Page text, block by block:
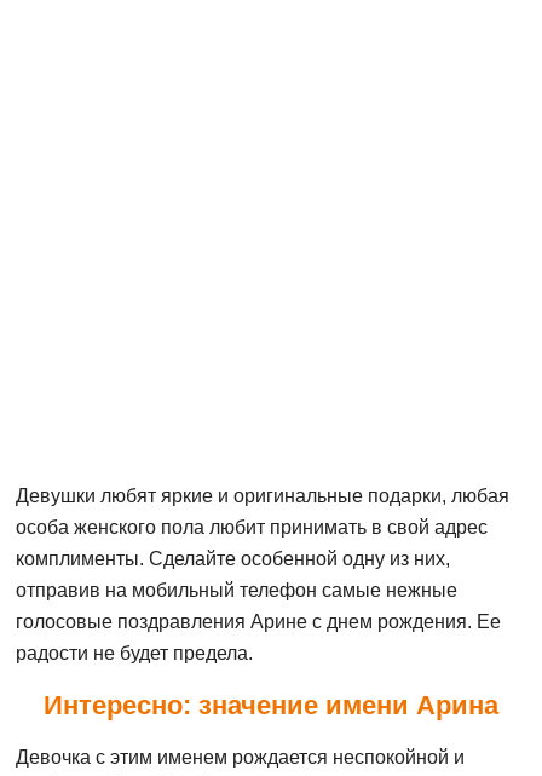
Девушки любят яркие и оригинальные подарки, любая
особа женского пола любит принимать в свой адрес
комплименты. Сделайте особенной одну из них,
отправив на мобильный телефон самые нежные
голосовые поздравления Арине с днем рождения. Ее
радости не будет предела.
Интересно: значение имени Арина
Девочка с этим именем рождается неспокойной и